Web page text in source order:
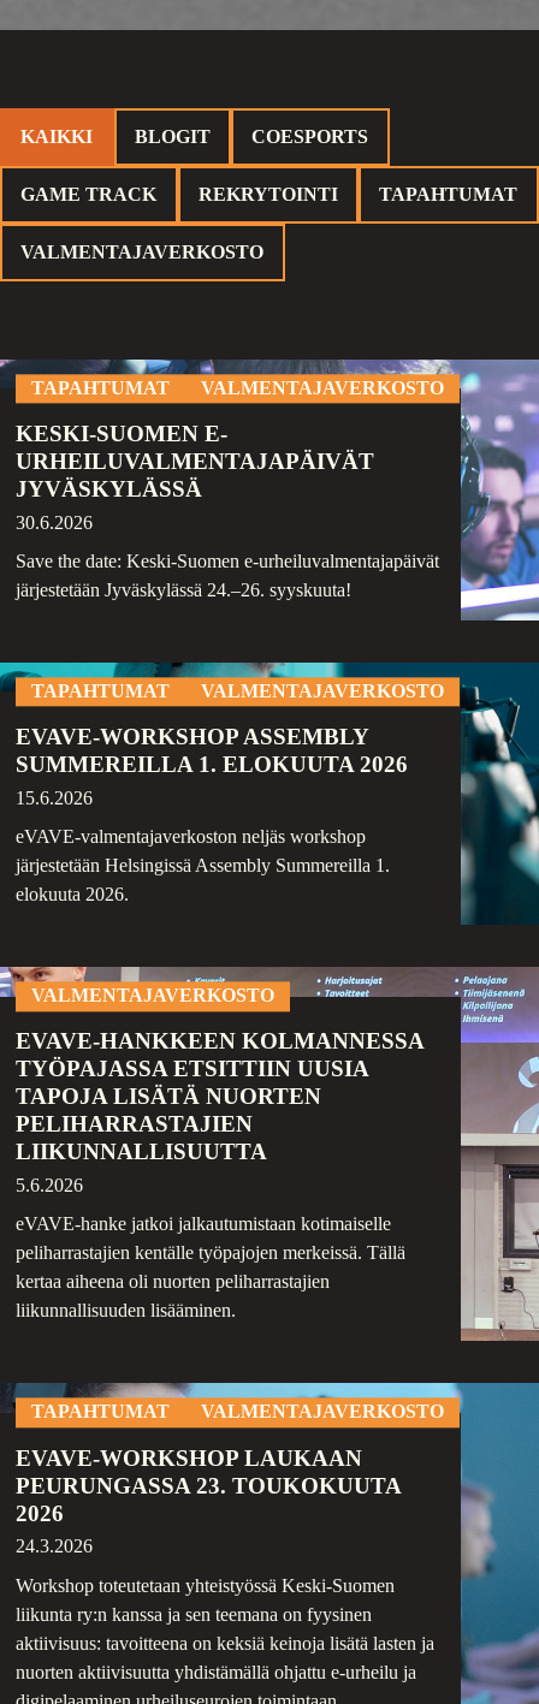
Valitse
kategoria
KAIKKI BLOGIT COESPORTS
GAME TRACK REKRYTOINTI TAPAHTUMAT
VALMENTAJAVERKOSTO
TAPAHTUMAT VALMENTAJAVERKOSTO
KESKI-SUOMEN E-
URHEILUVALMENTAJAPÄIVÄT
JYVÄSKYLÄSSÄ
30.6.2026
Save the date: Keski-Suomen e-urheiluvalmentajapäivät
järjestetään Jyväskylässä 24.–26. syyskuuta!
TAPAHTUMAT VALMENTAJAVERKOSTO
EVAVE-WORKSHOP ASSEMBLY
SUMMEREILLA 1. ELOKUUTA 2026
15.6.2026
eVAVE-valmentajaverkoston neljäs workshop
järjestetään Helsingissä Assembly Summereilla 1.
elokuuta 2026.
VALMENTAJAVERKOSTO
EVAVE-HANKKEEN KOLMANNESSA
TYÖPAJASSA ETSITTIIN UUSIA
TAPOJA LISÄTÄ NUORTEN
PELIHARRASTAJIEN
LIIKUNNALLISUUTTA
5.6.2026
eVAVE-hanke jatkoi jalkautumistaan kotimaiselle
peliharrastajien kentälle työpajojen merkeissä. Tällä
kertaa aiheena oli nuorten peliharrastajien
liikunnallisuuden lisääminen.
TAPAHTUMAT VALMENTAJAVERKOSTO
EVAVE-WORKSHOP LAUKAAN
PEURUNGASSA 23. TOUKOKUUTA
2026
24.3.2026
Workshop toteutetaan yhteistyössä Keski-Suomen
liikunta ry:n kanssa ja sen teemana on fyysinen
aktiivisuus: tavoitteena on keksiä keinoja lisätä lasten ja
nuorten aktiivisuutta yhdistämällä ohjattu e-urheilu ja